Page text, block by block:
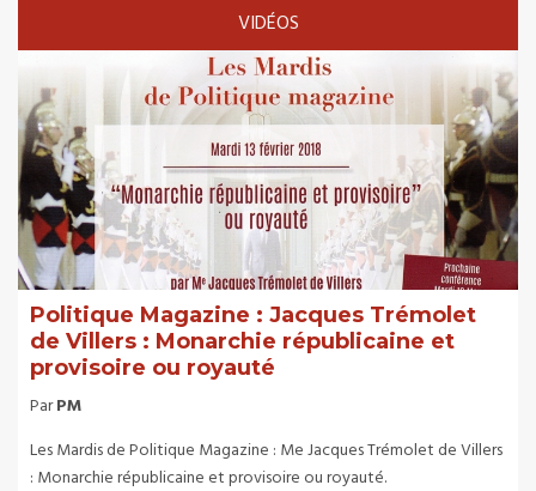
VIDÉOS
Politique Magazine : Jacques Trémolet
de Villers : Monarchie républicaine et
provisoire ou royauté
ParPM
Les Mardis de Politique Magazine : Me Jacques Trémolet de Villers
: Monarchie républicaine et provisoire ou royauté.